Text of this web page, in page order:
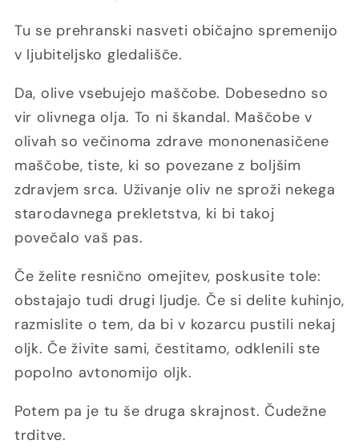
Tu se prehranski nasveti običajno spremenijo
v ljubiteljsko gledališče.
Da, olive vsebujejo maščobe. Dobesedno so
vir olivnega olja. To ni škandal. Maščobe v
olivah so večinoma zdrave mononenasičene
maščobe, tiste, ki so povezane z boljšim
zdravjem srca. Uživanje oliv ne sproži nekega
starodavnega prekletstva, ki bi takoj
povečalo vaš pas.
Če želite resnično omejitev, poskusite tole:
obstajajo tudi drugi ljudje. Če si delite kuhinjo,
razmislite o tem, da bi v kozarcu pustili nekaj
oljk. Če živite sami, čestitamo, odklenili ste
popolno avtonomijo oljk.
Potem pa je tu še druga skrajnost. Čudežne
trditve.